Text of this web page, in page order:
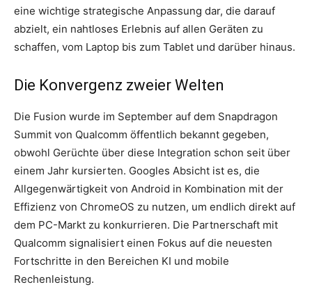
eine wichtige strategische Anpassung dar, die darauf
abzielt, ein nahtloses Erlebnis auf allen Geräten zu
schaffen, vom Laptop bis zum Tablet und darüber hinaus.
Die Konvergenz zweier Welten
Die Fusion wurde im September auf dem Snapdragon
Summit von Qualcomm öffentlich bekannt gegeben,
obwohl Gerüchte über diese Integration schon seit über
einem Jahr kursierten. Googles Absicht ist es, die
Allgegenwärtigkeit von Android in Kombination mit der
Effizienz von ChromeOS zu nutzen, um endlich direkt auf
dem PC-Markt zu konkurrieren. Die Partnerschaft mit
Qualcomm signalisiert einen Fokus auf die neuesten
Fortschritte in den Bereichen KI und mobile
Rechenleistung.